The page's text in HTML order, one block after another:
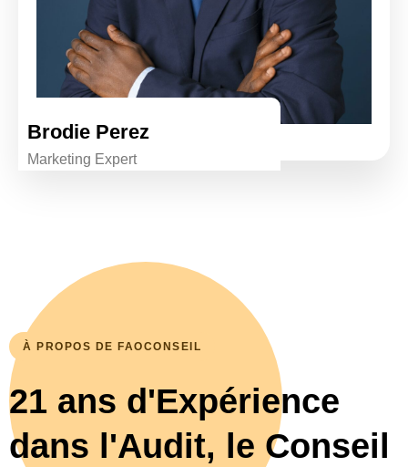
Brodie Perez
Marketing Expert
À PROPOS DE FAOCONSEIL
21 ans d'Expérience
dans l'Audit, le Conseil